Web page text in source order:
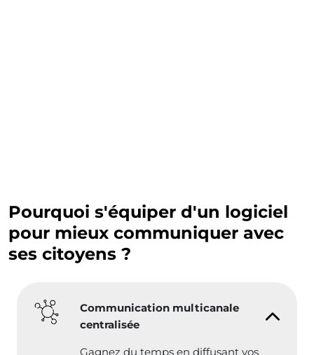
Pourquoi s'équiper d'un logiciel
pour mieux communiquer avec
ses citoyens ?
Communication multicanale
centralisée
Gagnez du temps en diffusant vos